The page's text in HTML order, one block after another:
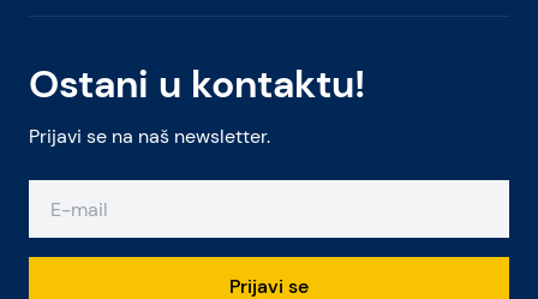
Ostani u kontaktu!
Prijavi se na naš newsletter.
Prijavi se